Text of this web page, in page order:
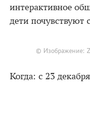
интерактивное
дети почувствуют
© Изображение:
Когда: с 23